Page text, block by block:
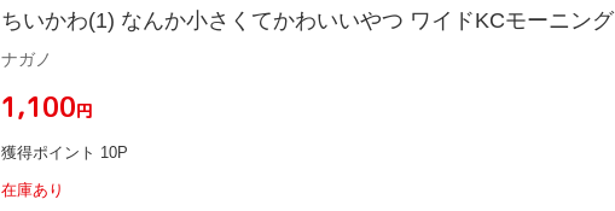
ちいかわ(1) なんか小さくてかわいいやつ ワイドKCモーニング
ナガノ
¥1,100円
獲得ポイント 10P
在庫あり